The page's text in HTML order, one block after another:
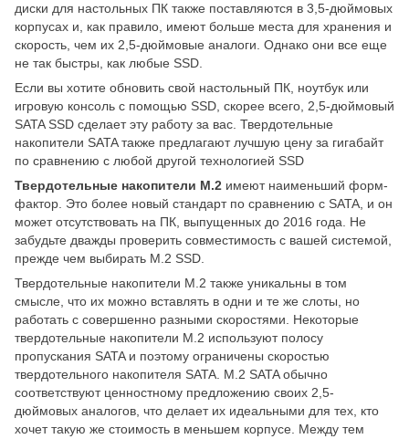
диски для настольных ПК также поставляются в 3,5-дюймовых
корпусах и, как правило, имеют больше места для хранения и
скорость, чем их 2,5-дюймовые аналоги. Однако они все еще
не так быстры, как любые SSD.
Если вы хотите обновить свой настольный ПК, ноутбук или
игровую консоль с помощью SSD, скорее всего, 2,5-дюймовый
SATA SSD сделает эту работу за вас. Твердотельные
накопители SATA также предлагают лучшую цену за гигабайт
по сравнению с любой другой технологией SSD
Твердотельные накопители M.2 имеют наименьший форм-
фактор. Это более новый стандарт по сравнению с SATA, и он
может отсутствовать на ПК, выпущенных до 2016 года. Не
забудьте дважды проверить совместимость с вашей системой,
прежде чем выбирать M.2 SSD.
Твердотельные накопители M.2 также уникальны в том
смысле, что их можно вставлять в одни и те же слоты, но
работать с совершенно разными скоростями. Некоторые
твердотельные накопители M.2 используют полосу
пропускания SATA и поэтому ограничены скоростью
твердотельного накопителя SATA. M.2 SATA обычно
соответствуют ценностному предложению своих 2,5-
дюймовых аналогов, что делает их идеальными для тех, кто
хочет такую ​​же стоимость в меньшем корпусе. Между тем